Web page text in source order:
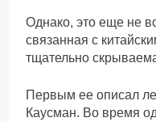
Однако, это еще не
связанная с
тщательно
Первым ее описал
Каусман. Во время